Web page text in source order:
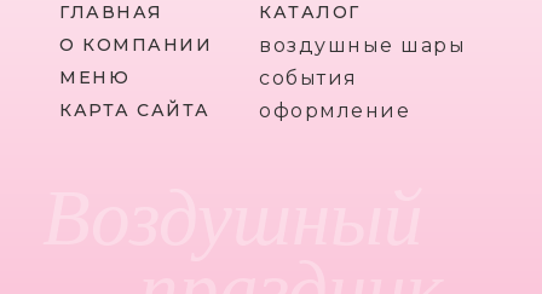
ГЛАВНАЯ
О КОМПАНИИ
КАРТА САЙТА
МЕНЮ
КАТАЛОГ
воздушные шары
события
оформление